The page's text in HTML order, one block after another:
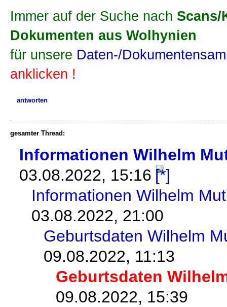
Immer auf der Suche nach Scans/
Dokumenten aus Wolhynien
für unsere Daten-/
anklicken !
antworten
gesamter Thread:
Informationen Wilhelm
03.08.2022, 15:16
Informationen Wilhelm
03.08.2022, 21:00
Geburtsdaten Wilhelm
09.08.2022, 11:13
Geburtsdaten
09.08.2022, 15:39